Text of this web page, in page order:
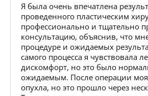
Я была очень впечатлена
проведенного пластическим
профессионально и тщательно
консультацию, объяснив, что
процедуре и ожидаемых
самого процесса я чувствовала
дискомфорт, но это было
ожидаемым. После операции
опухла, но это прошло через